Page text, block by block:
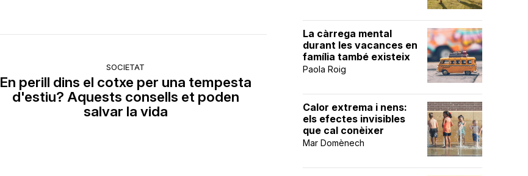
SOCIETAT
En perill dins el cotxe per una tempesta
d'estiu? Aquests consells et poden
salvar la vida
La càrrega mental
durant les vacances en
família també existeix
Paola Roig
Calor extrema i nens:
els efectes invisibles
que cal conèixer
Mar Domènech